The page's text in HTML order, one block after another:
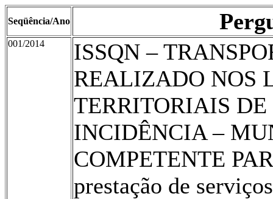
Seqüência/Ano
001/2014
ISSQN –
REALIZADO NOS
TERRITORIAIS
INCIDÊNCIA –
COMPETENTE
prestação de